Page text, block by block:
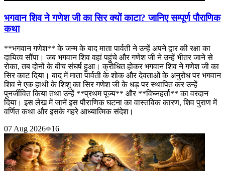
भगवान शिव ने गणेश जी का सिर क्यों काटा? जानिए सम्पूर्ण पौराणिक
कथा
**भगवान गणेश** के जन्म के बाद माता पार्वती ने उन्हें अपने द्वार की रक्षा का
दायित्व सौंपा। जब भगवान शिव वहां पहुंचे और गणेश जी ने उन्हें भीतर जाने से
रोका, तब दोनों के बीच संघर्ष हुआ। क्रोधित होकर भगवान शिव ने गणेश जी का
सिर काट दिया। बाद में माता पार्वती के शोक और देवताओं के अनुरोध पर भगवान
शिव ने एक हाथी के शिशु का सिर गणेश जी के धड़ पर स्थापित कर उन्हें
पुनर्जीवित किया तथा उन्हें **प्रथम पूज्य** और **विघ्नहर्ता** का वरदान
दिया। इस लेख में जानें इस पौराणिक घटना का वास्तविक कारण, शिव पुराण में
वर्णित कथा और इसके गहरे आध्यात्मिक संदेश।
07 Aug 2026
16